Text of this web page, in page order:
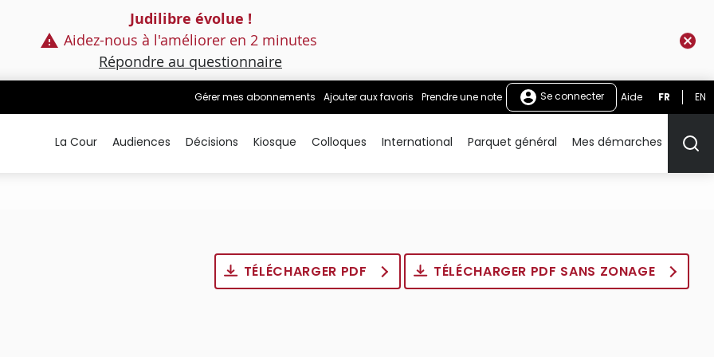
Judilibre évolue !
Aidez-nous à l'améliorer en 2 minutes
Répondre au questionnaire
Gérer mes abonnements Ajouter aux favoris Prendre une note Se connecter Aide FR EN
La Cour Audiences Décisions Kiosque Colloques International Parquet général Mes démarches
TÉLÉCHARGER PDF TÉLÉCHARGER PDF SANS ZONAGE